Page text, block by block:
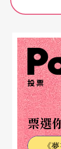
「極簡主
計的形容
是，有「
「素樂」
縮與限制
的音型節
投票
票選
《